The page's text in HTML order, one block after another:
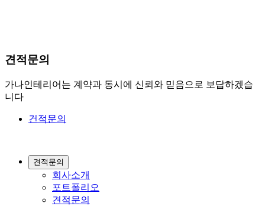
견적문의
가나인테리어는 계약과 동시에 신뢰와 믿음으로 보답하겠습
니다
건적문의
견적문의
회사소개
포트폴리오
견적문의